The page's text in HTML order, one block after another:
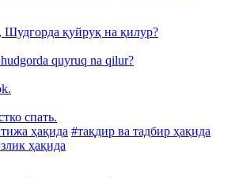
Шудгорда қуйруқ на қилур?
quyruq na qilur?
спать.
ҳақида #тақдир ва тадбир ҳақида
ҳақида